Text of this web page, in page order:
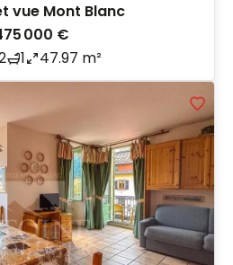
vue Mont Blanc
000 €
1 47.97 m²